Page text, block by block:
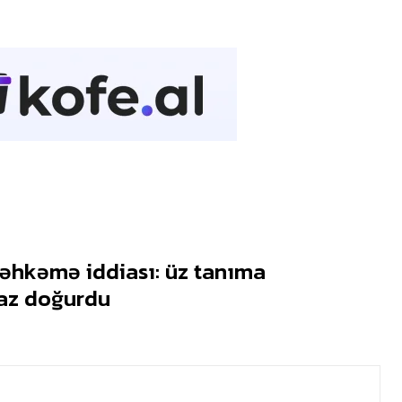
iddiası: üz tanıma
doğurdu